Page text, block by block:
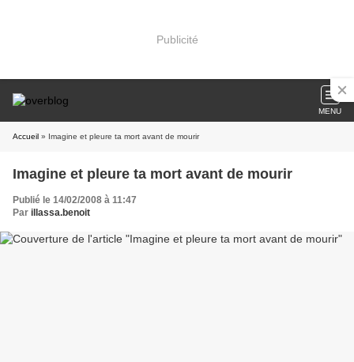
Publicité
MENU
Accueil » Imagine et pleure ta mort avant de mourir
Imagine et pleure ta mort avant de mourir
Publié le 14/02/2008 à 11:47
Par illassa.benoit